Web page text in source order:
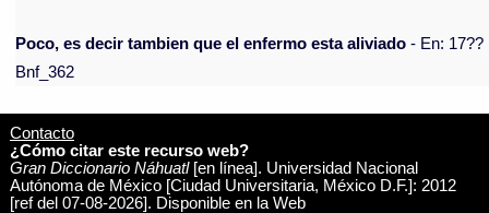
Poco, es decir tambien que el enfermo esta aliviado - En: 17??
Bnf_362
Contacto
¿Cómo citar este recurso web?
Gran Diccionario Náhuatl[en línea]. Universidad Nacional
Autónoma de México [Ciudad Universitaria, México D.F.]: 2012
[ref del 07-08-2026]. Disponible en la Web